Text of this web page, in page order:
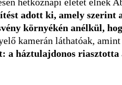
adott ki, amely
környékén anélkül,
kamerán láthatóak,
háztulajdonos riasztotta